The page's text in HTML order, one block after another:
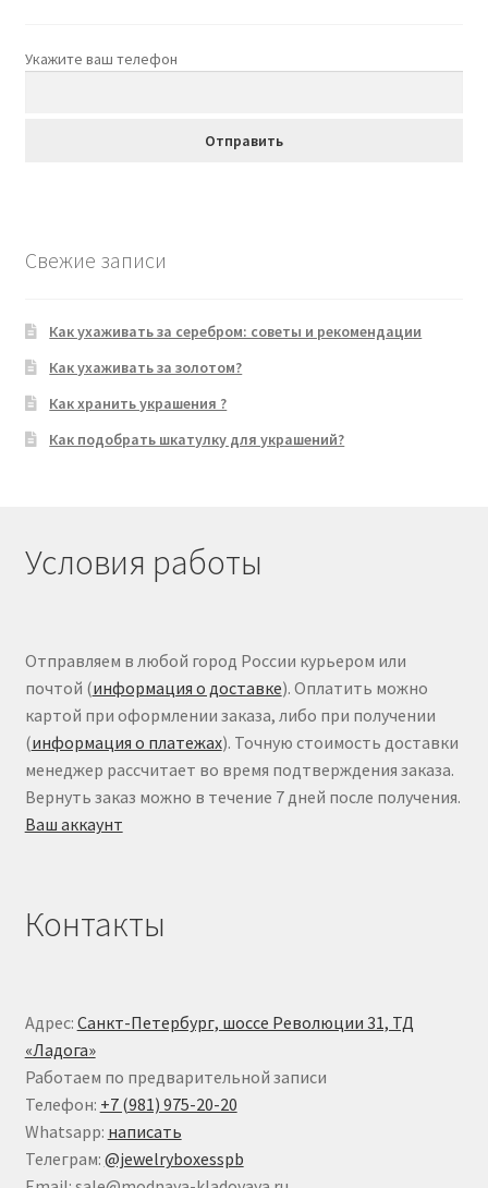
Укажите ваш телефон
Свежие записи
Как ухаживать за серебром: советы и рекомендации
Как ухаживать за золотом?
Как хранить украшения ?
Как подобрать шкатулку для украшений?
Условия работы
Отправляем в любой город России курьером или
почтой (информация о доставке). Оплатить можно
картой при оформлении заказа, либо при получении
(информация о платежах). Точную стоимость доставки
менеджер рассчитает во время подтверждения заказа.
Вернуть заказ можно в течение 7 дней после получения.
Ваш аккаунт
Контакты
Адрес: Санкт-Петербург, шоссе Революции 31, ТД
«Ладога»
Работаем по предварительной записи
Телефон: +7 (981) 975-20-20
Whatsapp: написать
Телеграм: @jewelryboxesspb